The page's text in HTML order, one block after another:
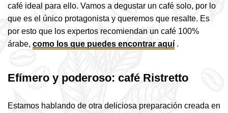
café ideal para ello. Vamos a degustar un café solo, por lo
que es el único protagonista y queremos que resalte. Es
por esto que los expertos recomiendan un café 100%
árabe, como los que puedes encontrar aquí .
Efímero y poderoso: café Ristretto
Estamos hablando de otra deliciosa preparación creada en